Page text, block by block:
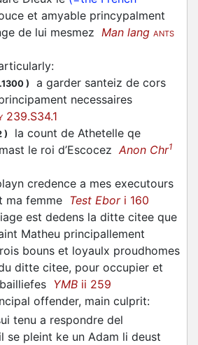
et amyable princypalment
de lui mesmez Man lang ANTS
:
)
a garder santeiz de cors
necessaires
239.S34.1
)
la count de Athetelle qe
le roi d’EscocezAnon Chr1
credence a mes executours
ma femme Test Ebori 160
est dedens la ditte citee que
Matheu principallement
bouns et loyaulx proudhomes
ditte citee, pour occupier et
YMB ii 259
offender, main culprit:
tenu a respondre del
se pleint ke un Adam li deust